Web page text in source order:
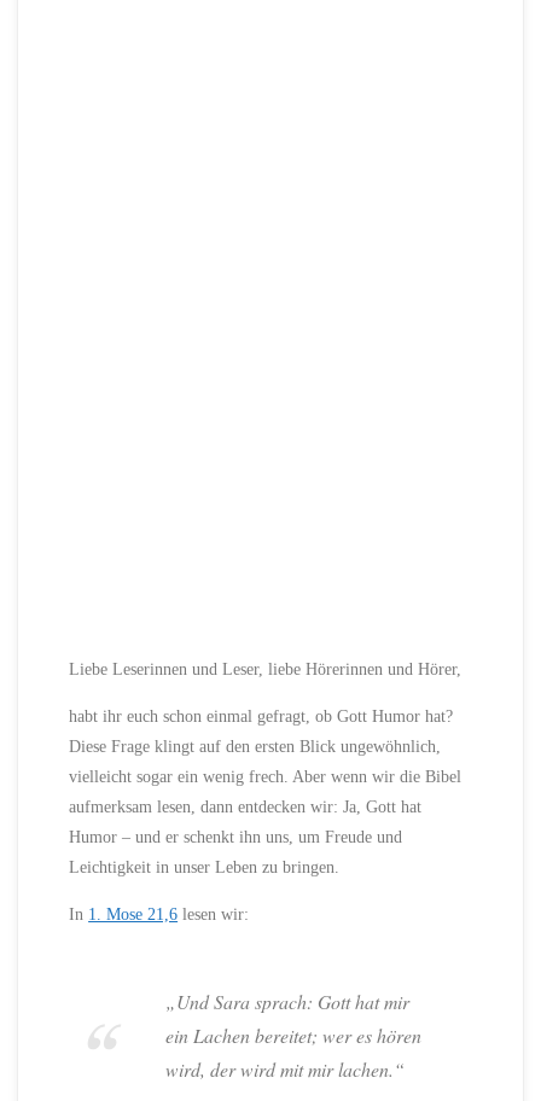
Liebe Leserinnen und Leser, liebe Hörerinnen und Hörer,
habt ihr euch schon einmal gefragt, ob Gott Humor hat?
Diese Frage klingt auf den ersten Blick ungewöhnlich,
vielleicht sogar ein wenig frech. Aber wenn wir die Bibel
aufmerksam lesen, dann entdecken wir: Ja, Gott hat
Humor – und er schenkt ihn uns, um Freude und
Leichtigkeit in unser Leben zu bringen.
In 1. Mose 21,6 lesen wir:
„Und Sara sprach: Gott hat mir
ein Lachen bereitet; wer es hören
wird, der wird mit mir lachen.“